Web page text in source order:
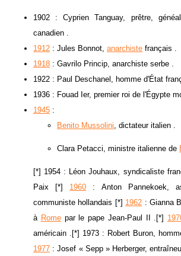
1902 : Cyprien Tanguay, prêtre,
canadien .
1912 : Jules Bonnot, anarchiste français .
1918 : Gavrilo Princip, anarchiste serbe .
1922 : Paul Deschanel, homme d'État
1936 : Fouad Ier, premier roi de l'Égypte
1945 :
Benito Mussolini, dictateur italien .
Clara Petacci, ministre italienne de
[*] 1954 : Léon Jouhaux, syndicaliste
Paix [*] 1960 : Anton Pannekoek,
communiste hollandais [*] 1962 : Gianna
à Romepar le pape Jean-Paul II .[*]
américain .[*] 1973 : Robert Buron,
1977 : Josef « Sepp » Herberger,